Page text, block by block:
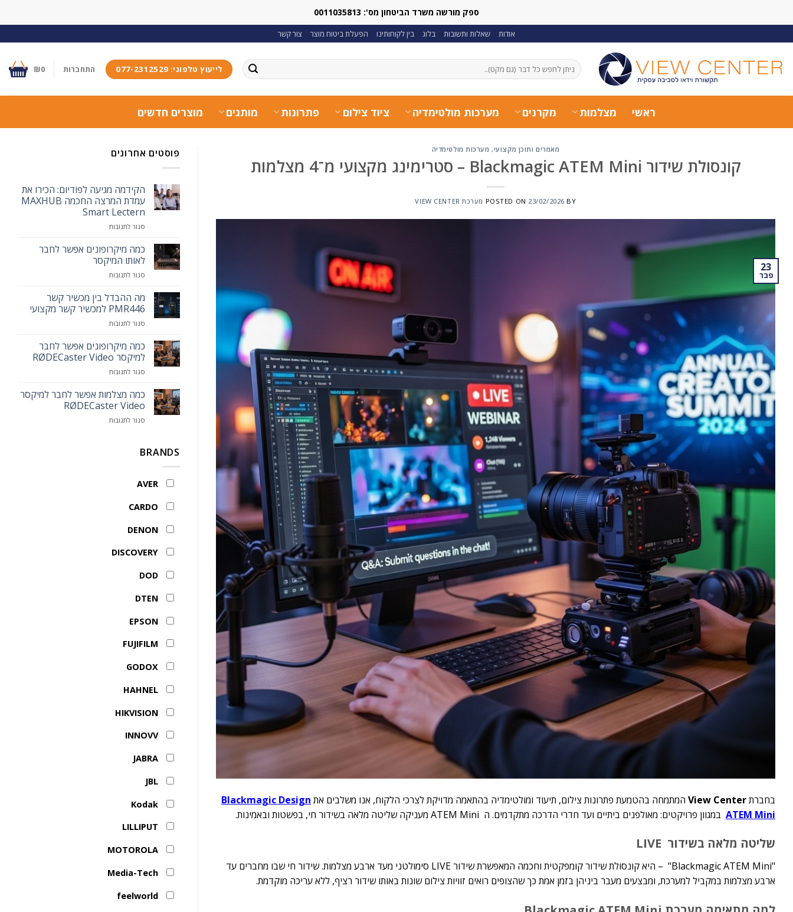
ספק מורשה משרד הביטחון מס': 0011035813
אודות שאלות ותשובות בלוג בין לקוחותינו הפעלת ביטוח מוצר צור קשר
חיפוש
עבור:
לייעוץ טלפוני: 077-2312529 התחברות ₪0
ראשי מצלמות מקרנים מערכות מולטימדיה ציוד צילום פתרונות מותגים מוצרים חדשים
מאמרים ותוכן מקצועי, מערכות מולטימדיה
קונסולת שידור Blackmagic ATEM Mini – סטרימינג מקצועי מ־4 מצלמות
POSTED ON 23/02/2026 BY מערכת VIEW CENTER
23
פבר
בחברתView Center המתמחה בהטמעת פתרונות צילום, תיעוד ומולטימדיה בהתאמה מדויקת לצרכי הלקוח, אנו משלבים את Blackmagic Design
ATEM Mini במגוון פרויקטים: מאולפנים ביתיים ועד חדרי הדרכה מתקדמים. ה ATEM Mini מעניקה שליטה מלאה בשידור חי, בפשטות ובאמינות.
שליטה מלאה בשידור
"Blackmagic ATEM Mini" – היא קונסולת שידור קומפקטית וחכמה המאפשרת שידור LIVE סימולטני מעד ארבע מצלמות. שידור חי שבו מחברים עד
ארבע מצלמות במקביל למערכת, ומבצעים מעבר ביניהן בזמן אמת כך שהצופים רואים זוויות צילום שונות באותו שידור רציף, ללא עריכה מוקדמת.
פוסטים אחרונים
הקידמה מגיעה לפודיום: הכירו את
עמדת המרצה החכמה MAXHUB
Smart Lectern
סגור לתגובותעל
מגיעה
לפודיום:
הכירו
את
המרצה
החכמה
Smart
כמה מיקרופונים אפשר לחבר
לאותו המיקסר
סגור לתגובותעל
מיקרופונים
אפשר
לחבר
לאותו
מה ההבדל בין מכשיר קשר
PMR446 למכשיר קשר מקצועי
סגור לתגובותעל
ההבדל
בין
מכשיר
קשר
למכשיר
קשר
כמה מיקרופונים אפשר לחבר
למיקסר RØDECaster Video
סגור לתגובותעל
מיקרופונים
אפשר
לחבר
למיקסר
כמה מצלמות אפשר לחבר למיקסר
RØDECaster Video
סגור לתגובותעל
BRANDS
AVER
CARDO
DENON
DISCOVERY
DOD
DTEN
EPSON
FUJIFILM
GODOX
HAHNEL
HIKVISION
INNOVV
JABRA
JBL
Kodak
LILLIPUT
MOTOROLA
Media-Tech
feelworld